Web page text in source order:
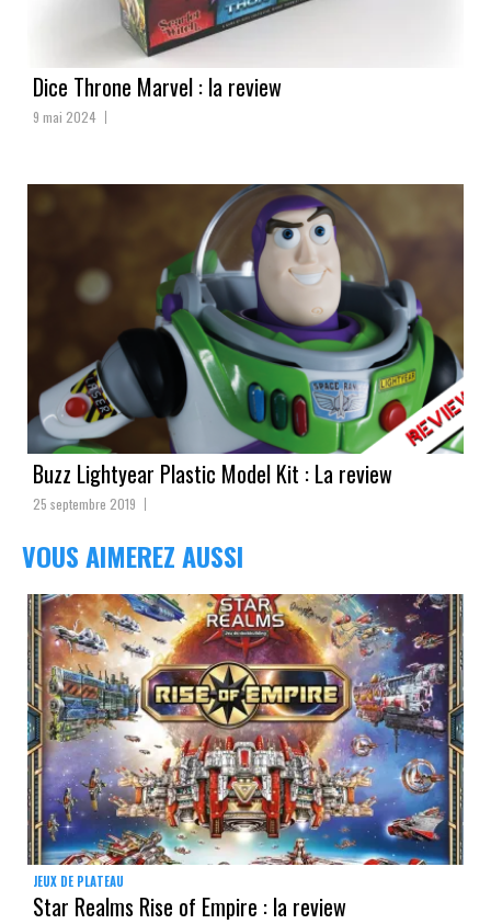
Dice Throne Marvel : la review
9 mai 2024
Buzz Lightyear Plastic Model Kit : La review
25 septembre 2019
VOUS AIMEREZ AUSSI
JEUX DE PLATEAU
Star Realms Rise of Empire : la review